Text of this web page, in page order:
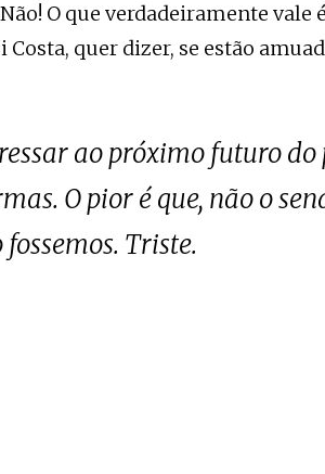
O que verdadeiramente vale
quer dizer, se estão
ao próximo futuro do
O pior é que, não o
fossemos. Triste.